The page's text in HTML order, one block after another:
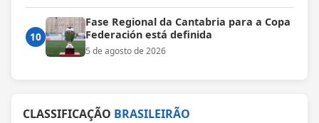
10
Fase Regional da Cantabria para a Copa
Federación está definida
5 de agosto de 2026
CLASSIFICAÇÃO BRASILEIRÃO